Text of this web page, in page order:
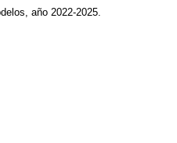
año 2022-2025.